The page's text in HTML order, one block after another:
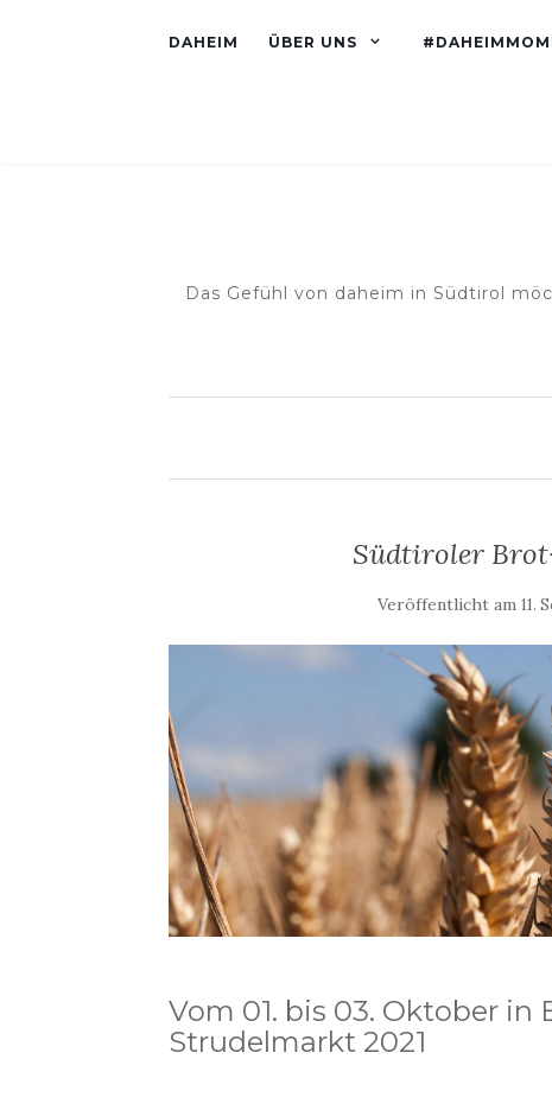
DAHEIM ÜBER UNS
Das Gefühl von daheim in Südtirol
Südtiroler
Veröffentlicht am 11.
Vom 01. bis 03. Oktober in
Strudelmarkt 2021